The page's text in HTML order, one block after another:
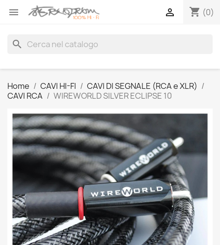
 shopping_cart (0)

search
Home CAVI HI-FI
CAVI DI SEGNALE (RCA e XLR)
CAVI RCA
WIREWORLD SILVER ECLIPSE 10